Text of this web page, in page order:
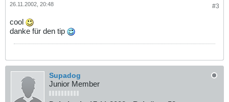
#3
26.11.2002, 20:48
cool
danke für den tip
Supadog
Junior Member